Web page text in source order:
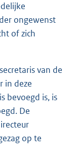
ongewenst
of zich
van de
in deze
bevoegd is, is
De
op te